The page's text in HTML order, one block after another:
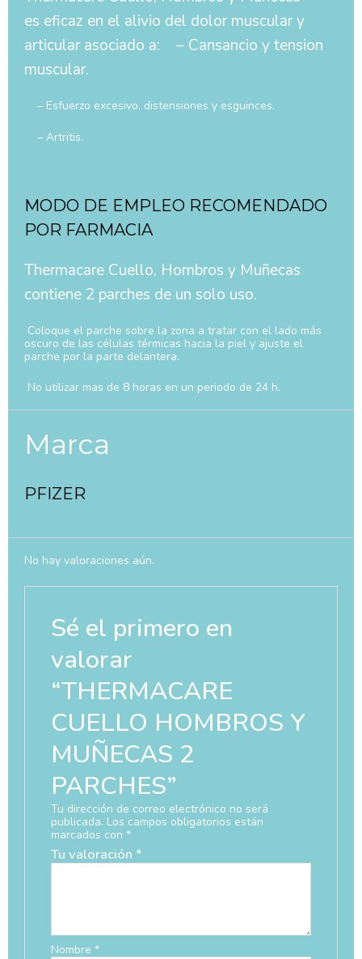
es eficaz en el alivio del dolor muscular y
articular asociado a: – Cansancio y tension
muscular.
– Esfuerzo excesivo, distensiones y esguinces.
– Artritis.
MODO DE EMPLEO RECOMENDADO
POR FARMACIA
Thermacare Cuello, Hombros y Muñecas
contiene 2 parches de un solo uso.
Coloque el parche sobre la zona a tratar con el lado más
oscuro de las células térmicas hacia la piel y ajuste el
parche por la parte delantera.
No utilizar mas de 8 horas en un periodo de 24 h.
Marca
PFIZER
No hay valoraciones aún.
Sé el primero en
valorar
“THERMACARE
CUELLO HOMBROS Y
MUÑECAS 2
PARCHES”
Tu dirección de correo electrónico no será
publicada. Los campos obligatorios están
marcados con *
Tu valoración *
Nombre *